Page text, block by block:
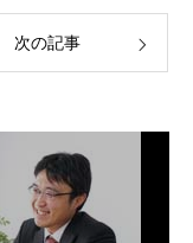
次の記事